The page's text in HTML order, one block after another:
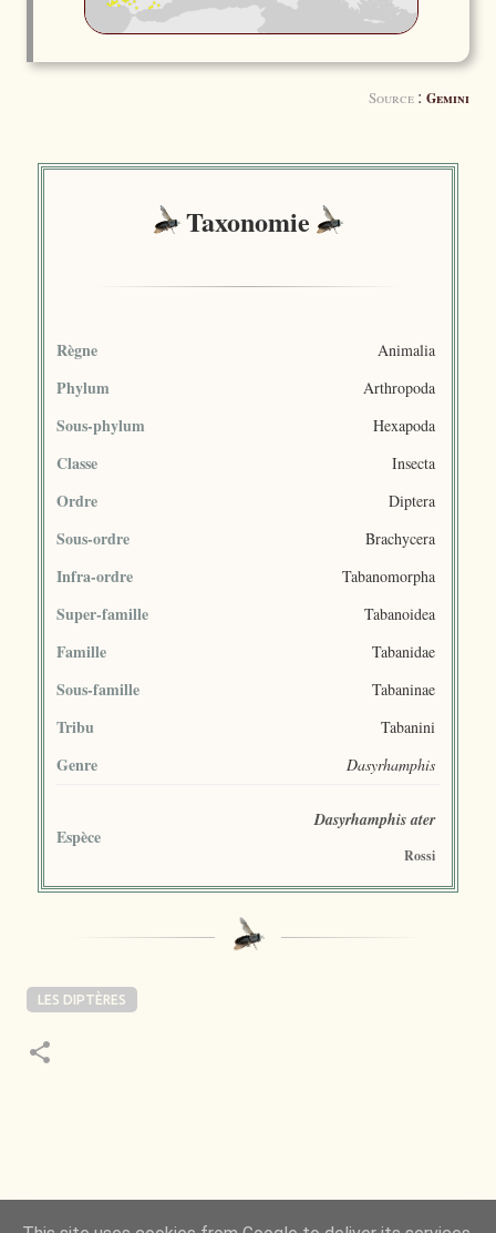
Source : Gemini
Taxonomie
Règne Animalia
Phylum Arthropoda
Sous-phylum Hexapoda
Classe Insecta
Ordre Diptera
Sous-ordre Brachycera
Infra-ordre Tabanomorpha
Super-famille Tabanoidea
Famille Tabanidae
Sous-famille Tabaninae
Tribu Tabanini
Genre Dasyrhamphis
Espèce
Dasyrhamphis ater
Rossi
LES DIPTÈRES